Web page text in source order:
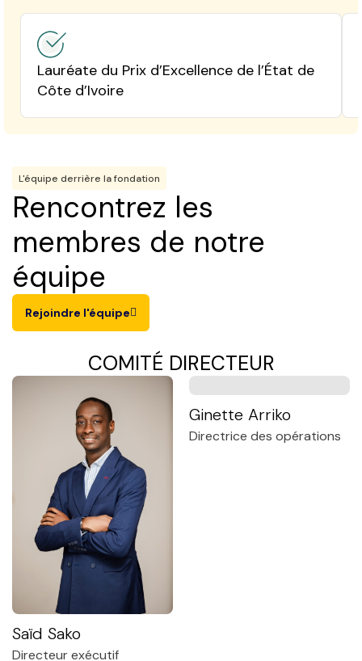
Lauréate du Prix d’Excellence de l’État de
Côte d’Ivoire
L'équipe derrière la fondation
Rencontrez les
membres de notre
équipe
Rejoindre l'équipe
COMITÉ DIRECTEUR
Saïd Sako
Directeur exécutif
Ginette Arriko
Directrice des opérations